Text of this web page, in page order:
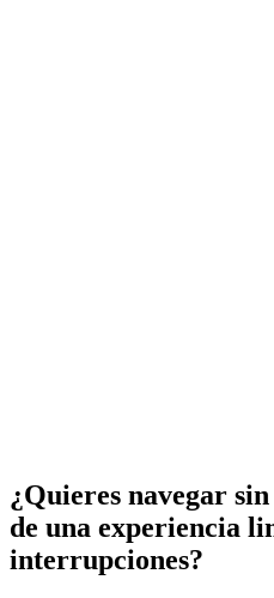
¿Quieres navegar
de una experiencia
interrupciones?